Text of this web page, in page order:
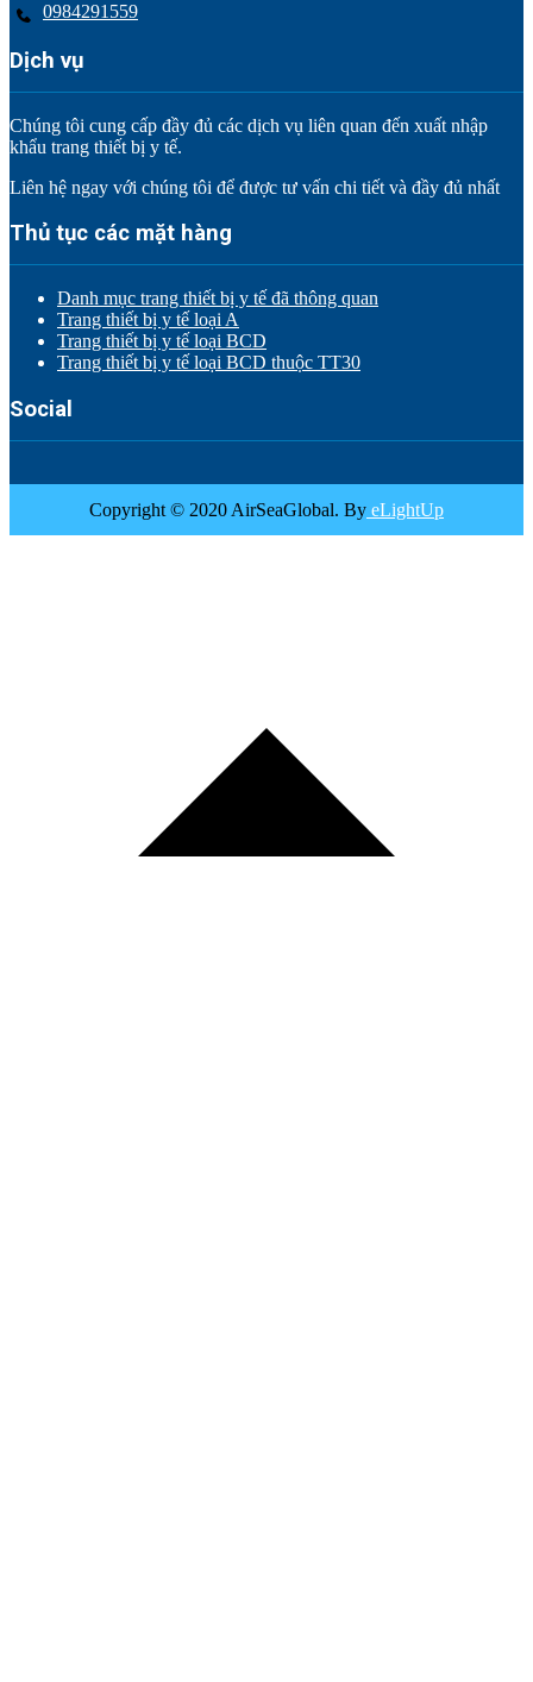
0984291559
Dịch vụ
Chúng tôi cung cấp đầy đủ các dịch vụ liên quan đến xuất nhập
khẩu trang thiết bị y tế.
Liên hệ ngay với chúng tôi để được tư vấn chi tiết và đầy đủ nhất
Thủ tục các mặt hàng
Danh mục trang thiết bị y tế đã thông quan
Trang thiết bị y tế loại A
Trang thiết bị y tế loại BCD
Trang thiết bị y tế loại BCD thuộc TT30
Social
Copyright © 2020 AirSeaGlobal. By eLightUp